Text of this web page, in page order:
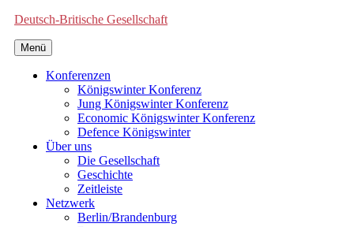
Deutsch-Britische Gesellschaft
Menü
Konferenzen
Königswinter Konferenz
Jung Königswinter Konferenz
Economic Königswinter Konferenz
Defence Königswinter
Über uns
Die Gesellschaft
Geschichte
Zeitleiste
Netzwerk
Berlin/Brandenburg